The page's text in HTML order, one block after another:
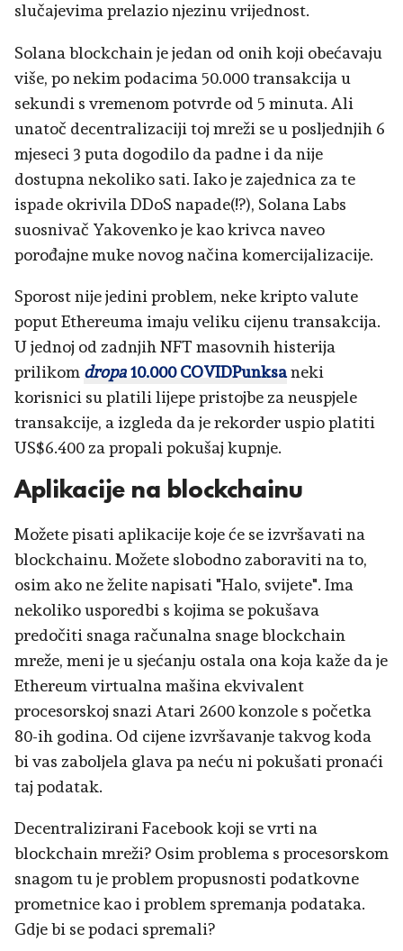
slučajevima prelazio njezinu vrijednost.
Solana blockchain je jedan od onih koji obećavaju
više, po nekim podacima 50.000 transakcija u
sekundi s vremenom potvrde od 5 minuta. Ali
unatoč decentralizaciji toj mreži se u posljednjih 6
mjeseci 3 puta dogodilo da padne i da nije
dostupna nekoliko sati. Iako je zajednica za te
ispade okrivila DDoS napade(!?), Solana Labs
suosnivač Yakovenko je kao krivca naveo
porođajne muke novog načina komercijalizacije.
Sporost nije jedini problem, neke kripto valute
poput Ethereuma imaju veliku cijenu transakcija.
U jednoj od zadnjih NFT masovnih histerija
prilikom dropa10.000 COVIDPunksaneki
korisnici su platili lijepe pristojbe za neuspjele
transakcije, a izgleda da je rekorder uspio platiti
US$6.400 za propali pokušaj kupnje.
Aplikacije na blockchainu
Možete pisati aplikacije koje će se izvršavati na
blockchainu. Možete slobodno zaboraviti na to,
osim ako ne želite napisati "Halo, svijete". Ima
nekoliko usporedbi s kojima se pokušava
predočiti snaga računalna snage blockchain
mreže, meni je u sjećanju ostala ona koja kaže da je
Ethereum virtualna mašina ekvivalent
procesorskoj snazi Atari 2600 konzole s početka
80-ih godina. Od cijene izvršavanje takvog koda
bi vas zaboljela glava pa neću ni pokušati pronaći
taj podatak.
Decentralizirani Facebook koji se vrti na
blockchain mreži? Osim problema s procesorskom
snagom tu je problem propusnosti podatkovne
prometnice kao i problem spremanja podataka.
Gdje bi se podaci spremali?